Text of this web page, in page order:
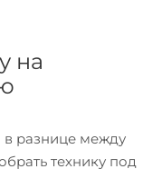
на
в разнице между
технику под